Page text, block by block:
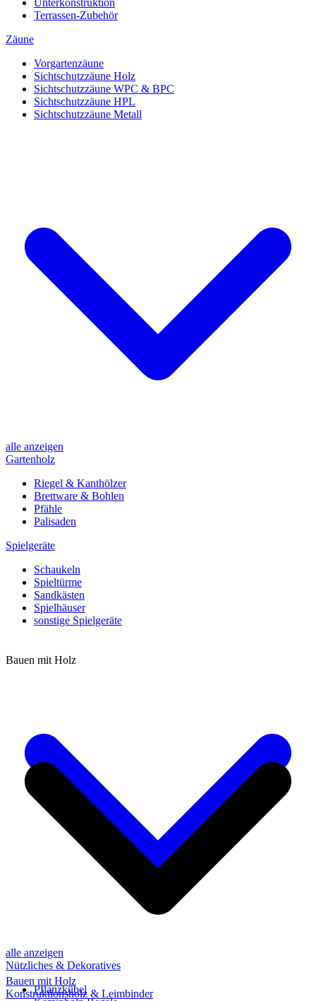
Unterkonstruktion
Terrassen-Zubehör
Zäune
Vorgartenzäune
Sichtschutzzäune Holz
Sichtschutzzäune WPC & BPC
Sichtschutzzäune HPL
Sichtschutzzäune Metall
alle anzeigen
Gartenholz
Riegel & Kanthölzer
Brettware & Bohlen
Pfähle
Palisaden
Spielgeräte
Schaukeln
Spieltürme
Sandkästen
Spielhäuser
sonstige Spielgeräte
alle anzeigen
Nützliches & Dekoratives
Pflanzkübel
Bauen mit Holz
Bauen mit Holz
Konstruktionsholz & Leimbinder